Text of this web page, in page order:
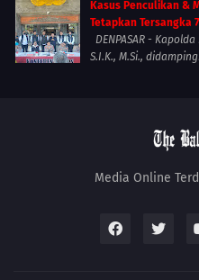
Kasus Penculikan &
Tetapkan Tersangka
DENPASAR -
S.I.K., M.Si.,
Media Online